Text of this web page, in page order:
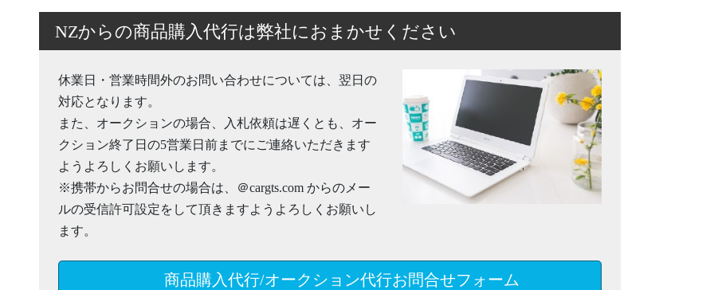
NZからの商品購入代行は弊社におまかせください
休業日・営業時間外のお問い合わせについては、翌日の
対応となります。
また、オークションの場合、入札依頼は遅くとも、オー
クション終了日の5営業日前までにご連絡いただきます
ようよろしくお願いします。
※携帯からお問合せの場合は、＠cargts.com からのメー
ルの受信許可設定をして頂きますようよろしくお願いし
ます。
商品購入代行/オークション代行お問合せフォーム